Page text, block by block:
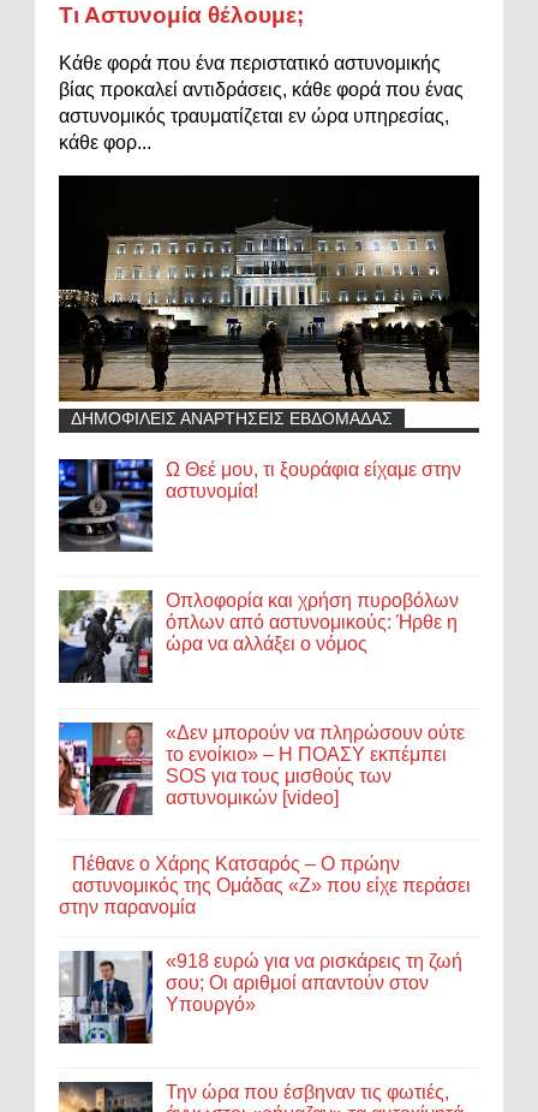
Τι Αστυνομία θέλουμε;
Κάθε φορά που ένα περιστατικό αστυνομικής
βίας προκαλεί αντιδράσεις, κάθε φορά που ένας
αστυνομικός τραυματίζεται εν ώρα υπηρεσίας,
κάθε φορ...
ΔΗΜΟΦΙΛΕΙΣ ΑΝΑΡΤΗΣΕΙΣ ΕΒΔΟΜΑΔΑΣ
Ω Θεέ μου, τι ξουράφια είχαμε στην
αστυνομία!
Οπλοφορία και χρήση πυροβόλων
όπλων από αστυνομικούς: Ήρθε η
ώρα να αλλάξει ο νόμος
«Δεν μπορούν να πληρώσουν ούτε
το ενοίκιο» – Η ΠΟΑΣΥ εκπέμπει
SOS για τους μισθούς των
αστυνομικών [video]
Πέθανε ο Χάρης Κατσαρός – Ο πρώην
αστυνομικός της Ομάδας «Ζ» που είχε περάσει
στην παρανομία
«918 ευρώ για να ρισκάρεις τη ζωή
σου; Οι αριθμοί απαντούν στον
Υπουργό»
Την ώρα που έσβηναν τις φωτιές,